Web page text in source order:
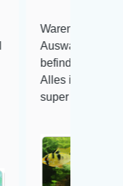
Top und
plus
der Fische
ist quick lebendig und
Zustand. Gerne